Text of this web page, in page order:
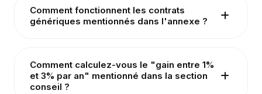
Comment fonctionnent les contrats
génériques mentionnés dans l'annexe ?
Comment calculez-vous le "gain entre 1%
et 3% par an" mentionné dans la section
conseil ?